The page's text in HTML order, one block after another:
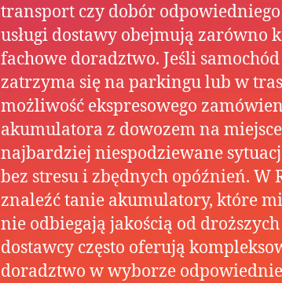
transport czy dobór
usługi dostawy obejmują zarówno
fachowe doradztwo. Jeśli
zatrzyma się na parkingu lub w
możliwość ekspresowego
akumulatora z dowozem na
najbardziej niespodziewane
bez stresu i zbędnych opóźnień. W
znaleźć tanie akumulatory, które
nie odbiegają jakością od
dostawcy często oferują
doradztwo w wyborze